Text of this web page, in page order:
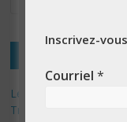
Les 3 meilleurs
Trump
Inscrivez-
Courriel *